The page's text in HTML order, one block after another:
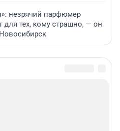
незрячий парфюмер
для тех, кому страшно, — он